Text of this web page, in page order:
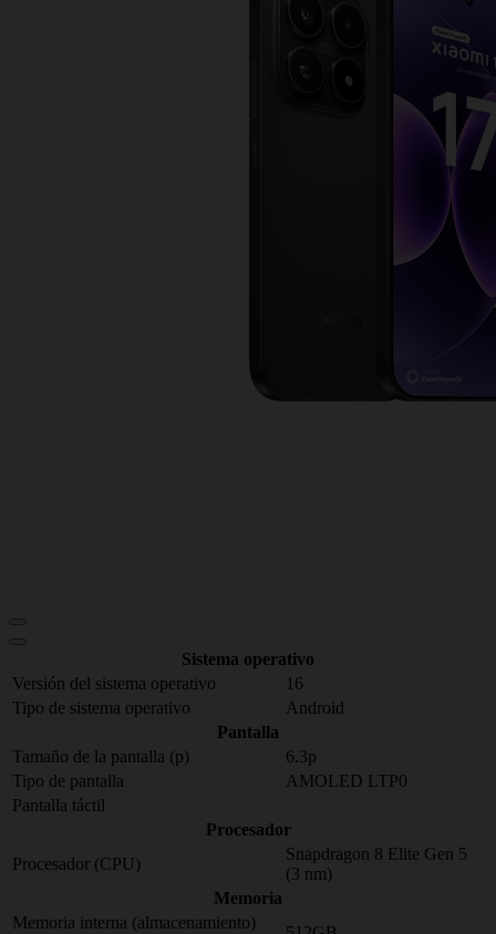
Sistema operativo
Versión del sistema operativo
16
Tipo de sistema operativo
Android
Pantalla
Tamaño de la pantalla (p)
6.3p
Tipo de pantalla
AMOLED LTP0
Pantalla táctil
Procesador
Procesador (CPU)
Snapdragon 8 Elite Gen 5
(3 nm)
Memoria
Memoria interna (almacenamiento)